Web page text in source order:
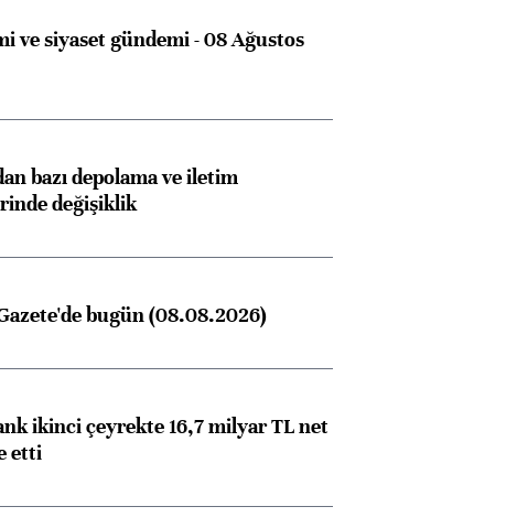
ve siyaset gündemi - 08 Ağustos
bazı depolama ve iletim
değişiklik
bugün (08.08.2026)
ikinci çeyrekte 16,7 milyar TL net
etti